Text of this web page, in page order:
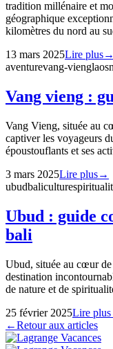
tradition millénaire et
géographique
kilomètres du nord au
13 mars 2025Lire plus→
aventurevang-vienglaos
Vang vieng :
Vang Vieng, située au
captiver les voyageurs
époustouflants et ses
3 mars 2025Lire plus→
ubudbaliculture
Ubud : guide
bali
Ubud, située au cœur
destination
de nature et de
25 février 2025Lire plus
←Retour aux articles